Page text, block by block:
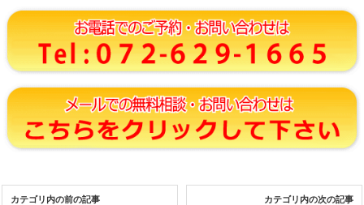
カテゴリ内の前の記事
カテゴリ内の次の記事